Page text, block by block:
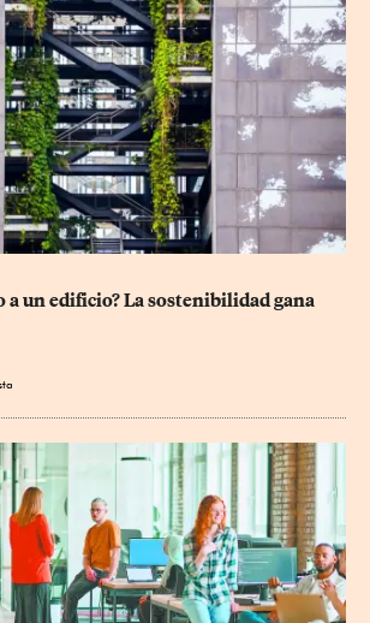
a un edificio? La sostenibilidad gana